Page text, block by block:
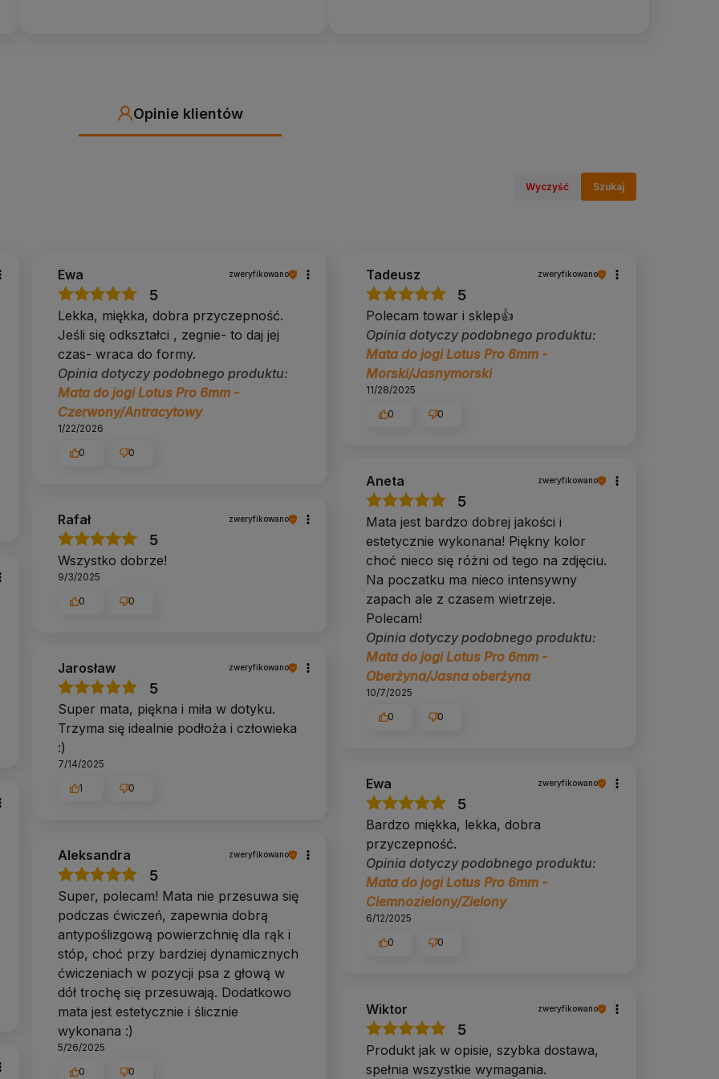
balansach gruba, miękka pianka lekko się
dlatego do hot jogi lepiej sprawdzą się korek,
i nie zawiera lateksu, gumy ani PVC.
dzięki czemu mata przylega całą powierzchnią
info@yogabazar.pl.
wariantów tego modelu.
portfolio mat w kilku materiałach, od PVC przez
klienci najczęściej pytają nas, która mata
zwroty mat zdarzają się naprawdę rzadko.
działający od 2014 roku.Nie sprzedajemy
ceny do jakości i doradzamy, co naprawdę
tak, żeby służyły latami. Obsługujemy
hotele i firmy. Blisko 19 000 opinii klientów
to nasz sposób na to, żeby zakup u nas był pewną,
porównamy z Tobą kilka modeli, zanim
znajdziesz ich ponad 200 rodzajów:
Opinie klientów
Wyczyść Szukaj
Ewa zweryfikowano
5
Lekka, miękka, dobra przyczepność.
Jeśli się odkształci , zegnie- to daj jej
czas- wraca do formy.
Opinia dotyczy podobnego produktu:
Mata do jogi Lotus Pro 6mm -
Czerwony/Antracytowy
1/22/2026
0 0
Tadeusz zweryfikowano
5
Polecam towar i sklep👍️
Opinia dotyczy podobnego produktu:
Mata do jogi Lotus Pro 6mm -
Morski/Jasnymorski
11/28/2025
0 0
Aneta zweryfikowano
5
Mata jest bardzo dobrej jakości i
estetycznie wykonana! Piękny kolor
choć nieco się różni od tego na zdjęciu.
Na poczatku ma nieco intensywny
zapach ale z czasem wietrzeje.
Polecam!
Opinia dotyczy podobnego produktu:
Mata do jogi Lotus Pro 6mm -
Oberżyna/Jasna oberżyna
10/7/2025
0 0
Rafał zweryfikowano
5
Wszystko dobrze!
9/3/2025
0 0
Jarosław zweryfikowano
5
Super mata, piękna i miła w dotyku.
Trzyma się idealnie podłoża i człowieka
:)
7/14/2025
1 0 Ewa zweryfikowano
5
Bardzo miękka, lekka, dobra
przyczepność.
Opinia dotyczy podobnego produktu:
Mata do jogi Lotus Pro 6mm -
Ciemnozielony/Zielony
6/12/2025
0 0
Aleksandra zweryfikowano
5
Super, polecam! Mata nie przesuwa się
podczas ćwiczeń, zapewnia dobrą
antypoślizgową powierzchnię dla rąk i
stóp, choć przy bardziej dynamicznych
ćwiczeniach w pozycji psa z głową w
dół trochę się przesuwają. Dodatkowo
mata jest estetycznie i ślicznie
wykonana :)
5/26/2025
0 0
Wiktor zweryfikowano
5
Produkt jak w opisie, szybka dostawa,
spełnia wszystkie wymagania.